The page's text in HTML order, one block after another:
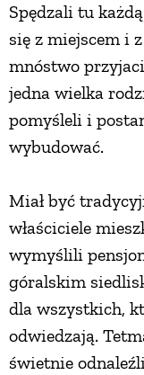
Spędzali tu
się z miejscem i
mnóstwo
jedna wielka
pomyśleli i
wybudować.
Miał być
właściciele
wymyślili
góralskim
dla wszystkich,
odwiedzają.
świetnie